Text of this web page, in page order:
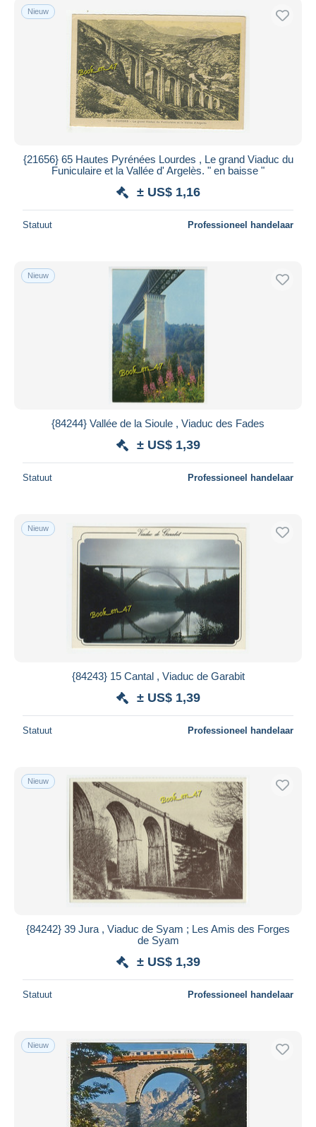
Nieuw
{21656} 65 Hautes Pyrénées Lourdes , Le grand Viaduc du
Funiculaire et la Vallée d' Argelès. " en baisse "
± US$ 1,16
Statuut Professioneel handelaar
Nieuw
{84244} Vallée de la Sioule , Viaduc des Fades
± US$ 1,39
Statuut Professioneel handelaar
Nieuw
{84243} 15 Cantal , Viaduc de Garabit
± US$ 1,39
Statuut Professioneel handelaar
Nieuw
{84242} 39 Jura , Viaduc de Syam ; Les Amis des Forges
de Syam
± US$ 1,39
Statuut Professioneel handelaar
Nieuw